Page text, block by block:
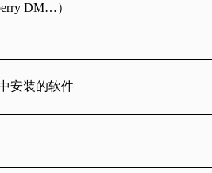
DM…）
安装的软件